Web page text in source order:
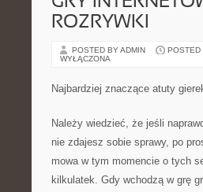
ROZRYWKI
POSTED BY ADMIN POSTED
WYŁĄCZONA
Najbardziej znaczące atuty
Należy wiedzieć, że jeśli
nie zdajesz sobie sprawy, po
mowa w tym momencie o tych
kilkulatek. Gdy wchodzą w grę